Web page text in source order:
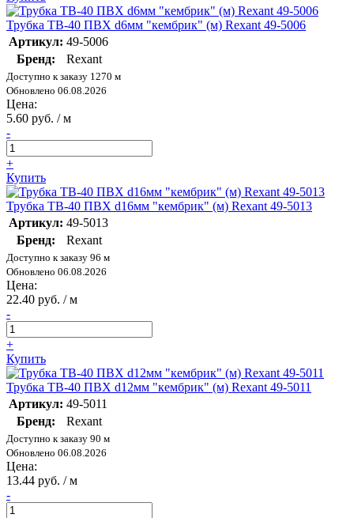
Трубка ТВ-40 ПВХ d6мм "кембрик" (м) Rexant 49-5006
Артикул: 49-5006
Бренд:
Rexant
Доступно к заказу 1270 м
Обновлено 06.08.2026
Цена:
5.60 руб. / м
-
+
Купить
Трубка ТВ-40 ПВХ d16мм "кембрик" (м) Rexant 49-5013
Артикул: 49-5013
Бренд:
Rexant
Доступно к заказу 96 м
Обновлено 06.08.2026
Цена:
22.40 руб. / м
-
+
Купить
Трубка ТВ-40 ПВХ d12мм "кембрик" (м) Rexant 49-5011
Артикул: 49-5011
Бренд:
Rexant
Доступно к заказу 90 м
Обновлено 06.08.2026
Цена:
13.44 руб. / м
-